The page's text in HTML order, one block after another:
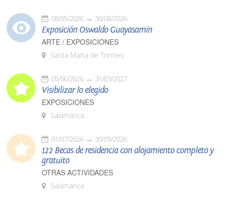
08/05/2026 30/08/2026
Exposición Oswaldo Guayasamín
ARTE / EXPOSICIONES
Santa Marta de Tormes
05/06/2026 31/03/2027
Visibilizar lo elegido
EXPOSICIONES
Salamanca
01/07/2026 30/09/2026
122 Becas de residencia con alojamiento completo y
gratuito
OTRAS ACTIVIDADES
Salamanca